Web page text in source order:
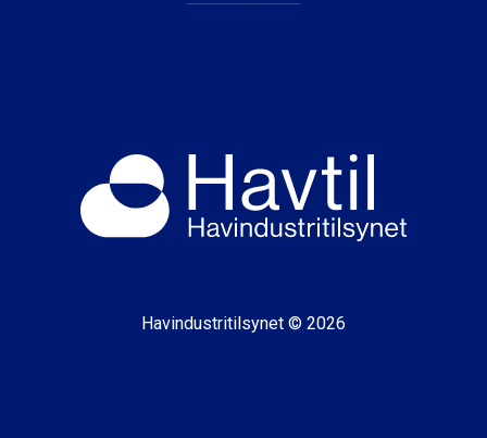
Havindustritilsynet © 2026